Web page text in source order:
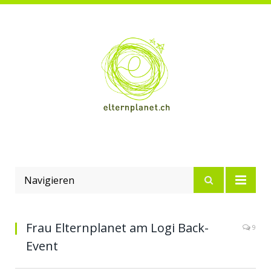
Navigieren
Frau Elternplanet am Logi Back-
Event
9